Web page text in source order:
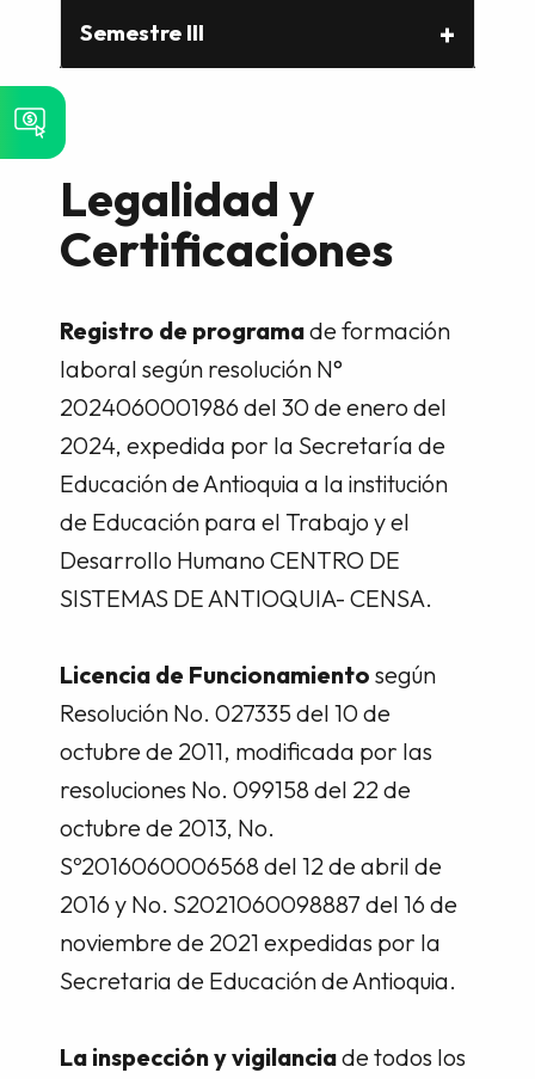
Semestre III
Legalidad y
Certificaciones
Registro de programade formación
laboral según resolución N°
2024060001986 del 30 de enero del
2024, expedida por la Secretaría de
Educación de Antioquia a la institución
de Educación para el Trabajo y el
Desarrollo Humano CENTRO DE
SISTEMAS DE ANTIOQUIA- CENSA.
Licencia de Funcionamiento según
Resolución No. 027335 del 10 de
octubre de 2011, modificada por las
resoluciones No. 099158 del 22 de
octubre de 2013, No.
Sº2016060006568 del 12 de abril de
2016 y No. S2021060098887 del 16 de
noviembre de 2021 expedidas por la
Secretaria de Educación de Antioquia.
La inspección y vigilanciade todos los